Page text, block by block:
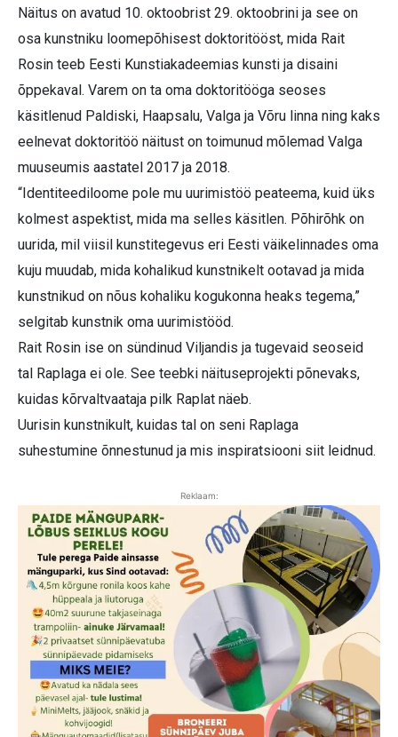
Näitus on avatud 10. oktoobrist 29. oktoobrini ja see on
osa kunstniku loomepõhisest doktoritööst, mida Rait
Rosin teeb Eesti Kunstiakadeemias kunsti ja disaini
õppekaval. Varem on ta oma doktoritööga seoses
käsitlenud Paldiski, Haapsalu, Valga ja Võru linna ning kaks
eelnevat doktoritöö näitust on toimunud mõlemad Valga
muuseumis aastatel 2017 ja 2018.
“Identiteediloome pole mu uurimistöö peateema, kuid üks
kolmest aspektist, mida ma selles käsitlen. Põhirõhk on
uurida, mil viisil kunstitegevus eri Eesti väikelinnades oma
kuju muudab, mida kohalikud kunstnikelt ootavad ja mida
kunstnikud on nõus kohaliku kogukonna heaks tegema,”
selgitab kunstnik oma uurimistööd.
Rait Rosin ise on sündinud Viljandis ja tugevaid seoseid
tal Raplaga ei ole. See teebki näituseprojekti põnevaks,
kuidas kõrvaltvaataja pilk Raplat näeb.
Uurisin kunstnikult, kuidas tal on seni Raplaga
suhestumine õnnestunud ja mis inspiratsiooni siit leidnud.
Reklaam: